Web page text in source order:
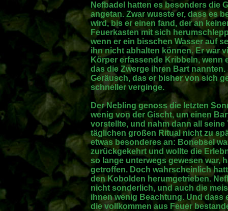
Nefbadel hatten es besonders die
angetan. Zwar wusste er, dass es
wird, bis er einen fand, der an
Feuerkasten mit sich
wenn er ein bisschen Wasser auf
ihn nicht abhalten können. Er war
Körper erfassende Kribbeln, wenn
das die Zwerge ihren Bart
Geräusch, das er bisher von sich
schneller verginge.
Der Nebling genoss die letzten
wenig von der Gischt, um einen
vorstellte, und nahm dann all seine
täglichen großen Ritual nicht zu
etwas besonderes an: Bonebsel
zurückgekehrt und wollte die
so lange unterwegs gewesen war,
getroffen. Doch wahrscheinlich
den Kobolden herumgetrieben.
nicht sonderlich, und auch die
ihnen wenig Beachtung. Und dass
die vollkommen aus Feuer